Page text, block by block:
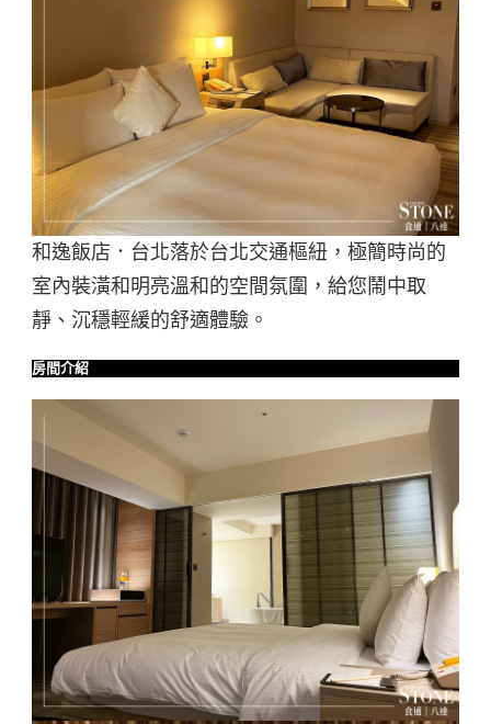
和逸飯店．台北落於台北交通樞紐，極簡時尚的
室內裝潢和明亮溫和的空間氛圍，給您鬧中取
靜、沉穩輕緩的舒適體驗。
房間介紹